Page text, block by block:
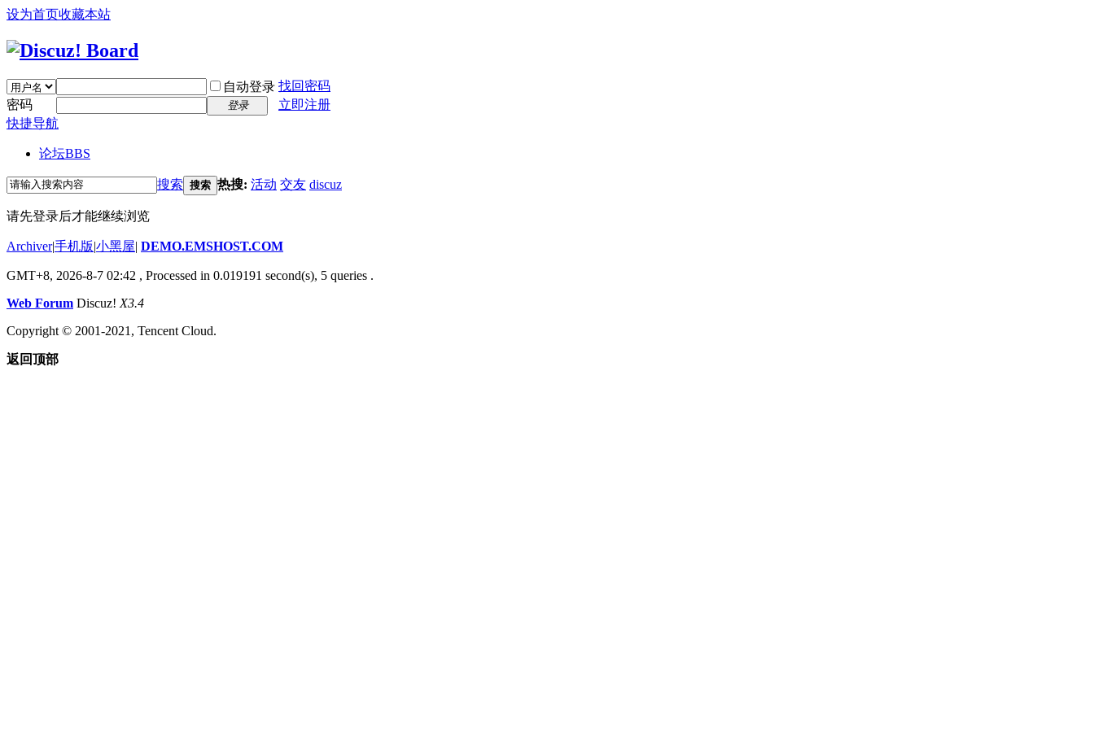
设为首页收藏本站
自动登录 找回密码
密码
登录
立即注册
快捷导航
论坛BBS
搜索 搜索 热搜: 活动 交友 discuz
请先登录后才能继续浏览
Archiver|手机版|小黑屋| DEMO.EMSHOST.COM
GMT+8, 2026-8-7 02:42 , Processed in 0.019191 second(s), 5 queries .
Web Forum Discuz! X3.4
Copyright © 2001-2021, Tencent Cloud.
返回顶部